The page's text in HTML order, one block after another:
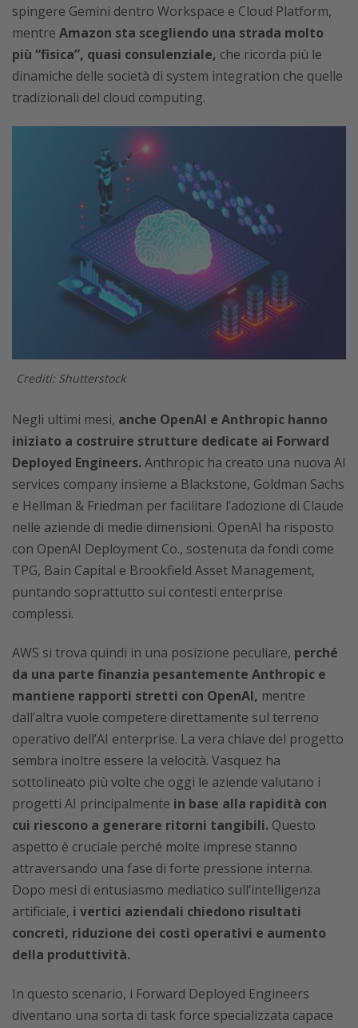
spingere Gemini dentro Workspace e Cloud Platform,
mentre Amazon sta scegliendo una strada molto
più “fisica”, quasi consulenziale, che ricorda più le
dinamiche delle società di system integration che quelle
tradizionali del cloud computing.
Crediti: Shutterstock
Negli ultimi mesi, anche OpenAI e Anthropic hanno
iniziato a costruire strutture dedicate ai Forward
Deployed Engineers.Anthropic ha creato una nuova AI
services company insieme a Blackstone, Goldman Sachs
e Hellman & Friedman per facilitare l’adozione di Claude
nelle aziende di medie dimensioni. OpenAI ha risposto
con OpenAI Deployment Co., sostenuta da fondi come
TPG, Bain Capital e Brookfield Asset Management,
puntando soprattutto sui contesti enterprise
complessi.
AWS si trova quindi in una posizione peculiare, perché
da una parte finanzia pesantemente Anthropic e
mantiene rapporti stretti con OpenAI, mentre
dall’altra vuole competere direttamente sul terreno
operativo dell’AI enterprise. La vera chiave del progetto
sembra inoltre essere la velocità. Vasquez ha
sottolineato più volte che oggi le aziende valutano i
progetti AI principalmente in base alla rapidità con
cui riescono a generare ritorni tangibili. Questo
aspetto è cruciale perché molte imprese stanno
attraversando una fase di forte pressione interna.
Dopo mesi di entusiasmo mediatico sull’intelligenza
artificiale, i vertici aziendali chiedono risultati
concreti, riduzione dei costi operativi e aumento
della produttività.
In questo scenario, i Forward Deployed Engineers
diventano una sorta di task force specializzata capace